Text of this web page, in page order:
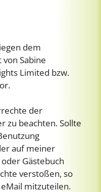
dem
Sabine
Limited bzw.
der
zu beachten. Sollte
auf meiner
Gästebuch
verstoßen, so
mitzuteilen.